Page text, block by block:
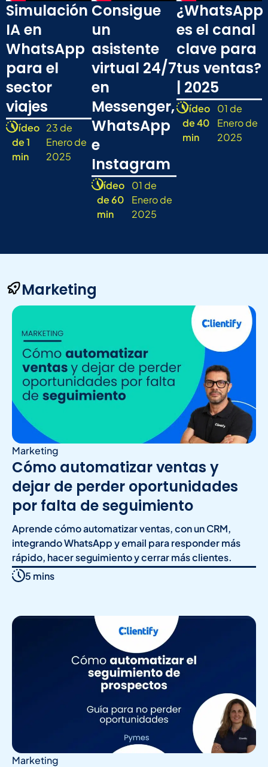
Simulación
IA en
WhatsApp
para el
sector
viajes
Vídeo
de 1
min
23 de
Enero de
2025
Consigue
un
asistente
virtual 24/7
en
Messenger,
WhatsApp
e
Instagram
Vídeo
de 60
min
01 de
Enero de
2025
¿WhatsApp
es el canal
clave para
tus ventas?
| 2025
Vídeo
de 40
min
01 de
Enero de
2025
Marketing
Marketing
Cómo automatizar ventas y
dejar de perder oportunidades
por falta de seguimiento
Aprende cómo automatizar ventas, con un CRM,
integrando WhatsApp y email para responder más
rápido, hacer seguimiento y cerrar más clientes.
5 mins
Marketing